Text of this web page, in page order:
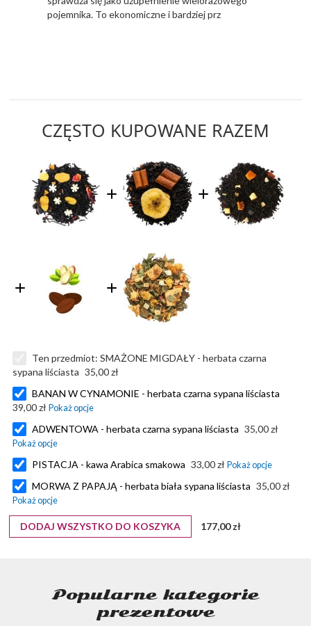
pojemnika. To ekonomiczne i bardziej prz
CZĘSTO KUPOWANE RAZEM
Ten przedmiot:SMAŻONE MIGDAŁY - herbata czarna
sypana liściasta 35,00 zł
BANAN W CYNAMONIE - herbata czarna sypana liściasta
39,00 zł
ADWENTOWA - herbata czarna sypana liściasta 35,00 zł
PISTACJA - kawa Arabica smakowa 33,00 zł
MORWA Z PAPAJĄ - herbata biała sypana liściasta 35,00 zł
DODAJ WSZYSTKO DO KOSZYKA 177,00 zł
Popularne kategorie
prezentowe